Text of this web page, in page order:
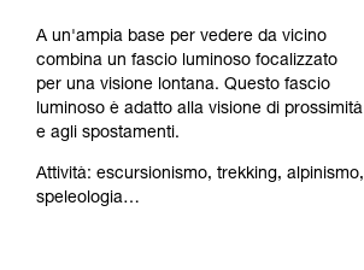
A un'ampia base per vedere da vicino
combina un fascio luminoso focalizzato
per una visione lontana. Questo fascio
luminoso è adatto alla visione di prossimità
e agli spostamenti.
Attività: escursionismo, trekking, alpinismo,
speleologia…